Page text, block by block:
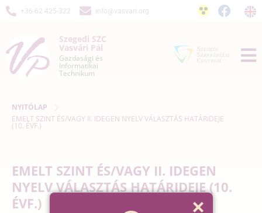
+36-62 425-322 info@vasvari.org
Szegedi SZC
Vasvári Pál
Gazdasági és
Informatikai
Technikum
NYITÓLAP
EMELT SZINT ÉS/VAGY II. IDEGEN NYELV VÁLASZTÁS HATÁRIDEJE
(10. ÉVF.)
EMELT SZINT ÉS/VAGY II. IDEGEN
NYELV VÁLASZTÁS HATÁRIDEJE (10.
ÉVF.)